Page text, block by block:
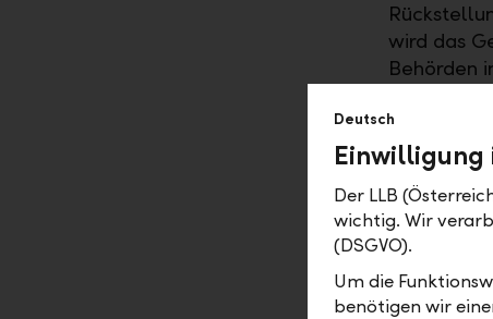
wird das
Behörden
2017
Deutsch
Einwilligung
Der LLB
wichtig. Wir
(DSGVO).
Um die
benötigen wir